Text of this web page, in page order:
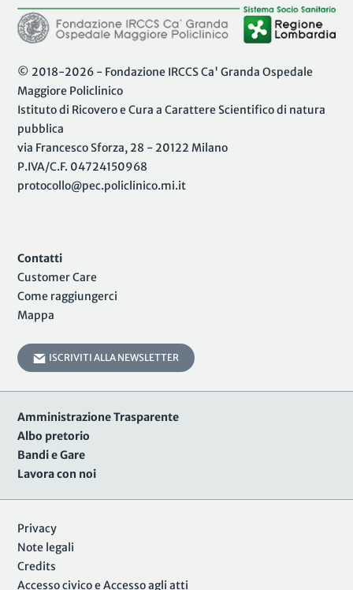
© 2018-2026 - Fondazione IRCCS Ca' Granda Ospedale
Maggiore Policlinico
Istituto di Ricovero e Cura a Carattere Scientifico di natura
pubblica
via Francesco Sforza, 28 - 20122 Milano
P.IVA/C.F. 04724150968
protocollo@pec.policlinico.mi.it
Contatti
Customer Care
Come raggiungerci
Mappa
ISCRIVITI ALLA NEWSLETTER
Amministrazione Trasparente
Albo pretorio
Bandi e Gare
Lavora con noi
Privacy
Note legali
Credits
Accesso civico e Accesso agli atti